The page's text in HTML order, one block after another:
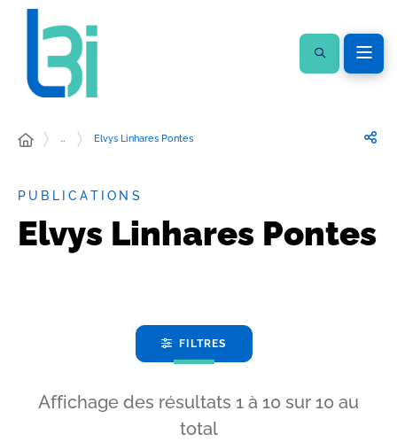
… Elvys Linhares Pontes
PUBLICATIONS
Elvys Linhares Pontes
FILTRES
Affichage des résultats 1 à 10 sur 10 au
total